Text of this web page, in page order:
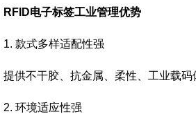
RFID电子标签工业管理优势
1. 款式多样适配性强
提供不干胶、抗金属、柔性、工业载
2. 环境适应性强